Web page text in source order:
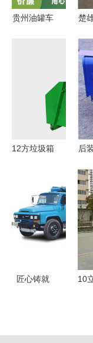
贵州油罐车
务，购买政
策实惠 |
楚
南
服
12方垃圾箱
格解析
后
圾
路
技
匠心铸就
10